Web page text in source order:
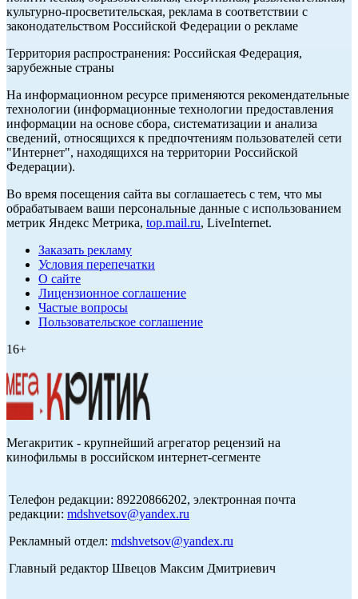
культурно-просветительская, реклама в соответствии с
законодательством Российской Федерации о рекламе
Территория распространения: Российская Федерация,
зарубежные страны
На информационном ресурсе применяются рекомендательные
технологии (информационные технологии предоставления
информации на основе сбора, систематизации и анализа
сведений, относящихся к предпочтениям пользователей сети
"Интернет", находящихся на территории Российской
Федерации).
Во время посещения сайта вы соглашаетесь с тем, что мы
обрабатываем ваши персональные данные с использованием
метрик Яндекс Метрика, top.mail.ru, LiveInternet.
Заказать рекламу
Условия перепечатки
О сайте
Лицензионное соглашение
Частые вопросы
Пользовательское соглашение
16+
Мегакритик - крупнейший агрегатор рецензий на
кинофильмы в российском интернет-сегменте
Телефон редакции: 89220866202, электронная почта
редакции: mdshvetsov@yandex.ru
Рекламный отдел: mdshvetsov@yandex.ru
Главный редактор Швецов Максим Дмитриевич